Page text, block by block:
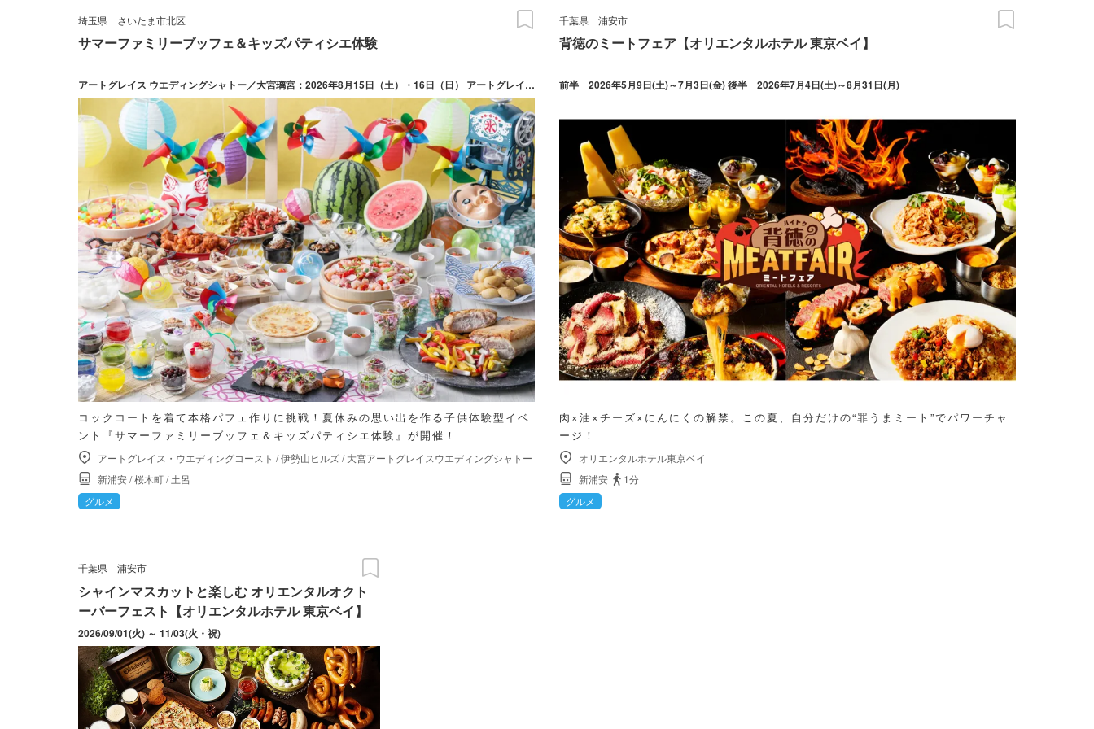
埼玉県 さいたま市北区
サマーファミリーブッフェ＆キッズパティシエ体験
アートグレイス ウエディングシャトー／大宮璃宮：2026年8月15日（土）・16日（日） アートグレイス ウエディングコースト 東京ベイ（新浦安）：2026年8月15日（土）・16日（日）・30日（日） 伊勢山ヒルズ（横浜）：2026年8月15日（土）・16日（日）・30日（日）
コックコートを着て本格パフェ作りに挑戦！夏休みの思い出を作る子供体験型イベ
ント『サマーファミリーブッフェ＆キッズパティシエ体験』が開催！
アートグレイス・ウエディングコースト /伊勢山ヒルズ/大宮アートグレイスウエディングシャトー
新浦安/桜木町/土呂
グルメ
千葉県 浦安市
背徳のミートフェア【オリエンタルホテル 東京ベイ】
前半 2026年5月9日(土)～7月3日(金) 後半 2026年7月4日(土)～8月31日(月)
肉×油×チーズ×にんにくの解禁。この夏、自分だけの“罪うまミート”でパワーチャ
ージ！
オリエンタルホテル東京ベイ
新浦安
1分
グルメ
千葉県 浦安市
シャインマスカットと楽しむ オリエンタルオクト
ーバーフェスト【オリエンタルホテル 東京ベイ】
2026/09/01(火) ～ 11/03(火・祝)